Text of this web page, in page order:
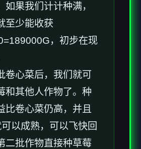
如果我们计计种满，
至少能收获
，初步在现
卷心菜后，我们就可
和其他人作物了。种
比卷心菜仍高，并且
以成熟，可以飞快回
二批作物直接种草莓